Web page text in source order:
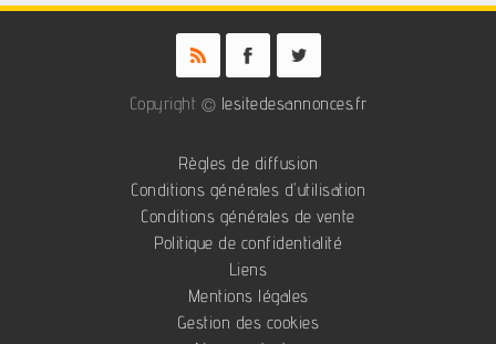
Copyright © lesitedesannonces.fr
Règles de diffusion
Conditions générales d'utilisation
Conditions générales de vente
Politique de confidentialité
Liens
Mentions légales
Gestion des cookies